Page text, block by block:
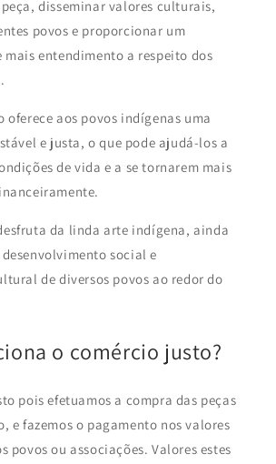
disseminar valores culturais,
povos e proporcionar um
mais entendimento a respeito dos
oferece aos povos indígenas uma
e justa, o que pode ajudá-los a
de vida e a se tornarem mais
da linda arte indígena, ainda
social e
de diversos povos ao redor do
o comércio justo?
pois efetuamos a compra das peças
e fazemos o pagamento nos valores
povos ou associações. Valores estes